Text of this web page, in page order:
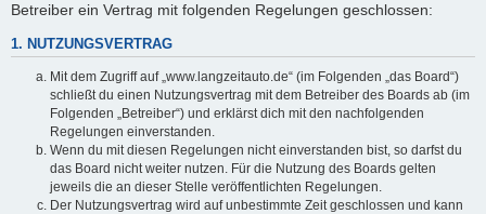
Betreiber ein Vertrag mit folgenden Regelungen geschlossen:
1. NUTZUNGSVERTRAG
Mit dem Zugriff auf „www.langzeitauto.de“ (im Folgenden „das Board“)
schließt du einen Nutzungsvertrag mit dem Betreiber des Boards ab (im
Folgenden „Betreiber“) und erklärst dich mit den nachfolgenden
Regelungen einverstanden.
Wenn du mit diesen Regelungen nicht einverstanden bist, so darfst du
das Board nicht weiter nutzen. Für die Nutzung des Boards gelten
jeweils die an dieser Stelle veröffentlichten Regelungen.
Der Nutzungsvertrag wird auf unbestimmte Zeit geschlossen und kann